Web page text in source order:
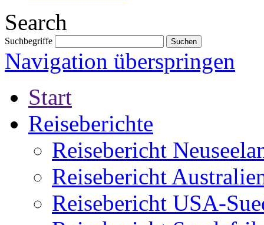
Search
Suchbegriffe
Navigation überspringen
Start
Reiseberichte
Reisebericht
Reisebericht
Reisebericht USA-